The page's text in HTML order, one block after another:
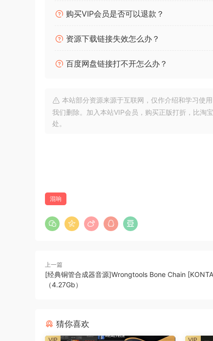
BREVERB 2具有新的SOURCE混响算法。只
化，您可以实时控制声源的位置，并创建声源的
BREVERB 2 Emulates the analog output
All ambience settings have been carefully
and ambience choices of top sound
production, and many of them are
Lexicon 480*, you have the full control of
tone. In addition, the EQ and the GATE
Two SPACES algorithms
SPACES algorithms are designed to meet
as well as tomorrow. Created to complete
designed by top-notch sound engineers.
购买VIP会员是否可以退款？
资源下载链接失效怎么办？
百度网盘链接打不开怎么办？
本站部分资源来源于互联网，仅作介绍和学习使
我们删除。加入本站VIP会员，购买正版打折，比淘
处。
混响
上一篇
[经典铜管合成器音源]Wrongtools Bone Chain
（4.27Gb）
猜你喜欢